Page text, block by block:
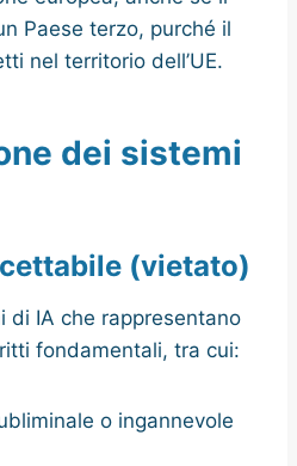
Paese terzo, purché il
nel territorio dell’UE.
dei sistemi
(vietato)
di IA che rappresentano
fondamentali, tra cui:
o ingannevole